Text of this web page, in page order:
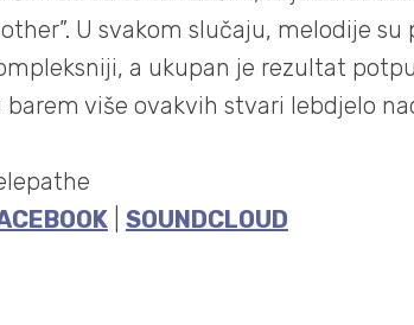
U svakom slučaju, melodije
a ukupan je rezultat
barem više ovakvih stvari lebdjelo
| SOUNDCLOUD